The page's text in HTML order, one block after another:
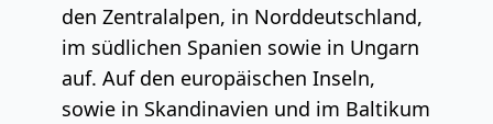
den Zentralalpen, in Norddeutschland,
im südlichen Spanien sowie in Ungarn
auf. Auf den europäischen Inseln,
sowie in Skandinavien und im Baltikum